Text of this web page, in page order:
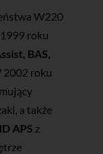
W220
roku
BAS,
2002 roku
a także
APS z